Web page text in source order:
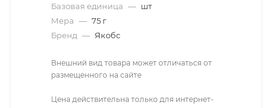
Базовая единица — шт
Мера — 75 г
Бренд — Якобс
Внешний вид товара может отличаться от
размещенного на сайте
Цена действительна только для интернет-